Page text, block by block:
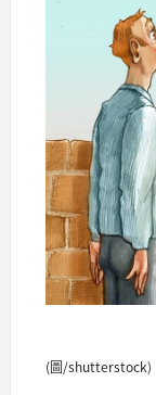
(圖/shutterstock)